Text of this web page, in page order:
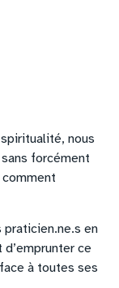
nous
forcément
praticien.ne.s en
ce
à toutes ses